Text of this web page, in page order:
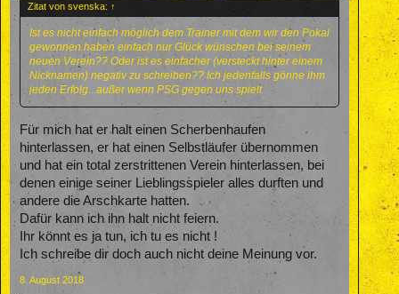
Zitat von svenska: ↑
Ist es nicht einfach möglich dem Trainer mit dem wir den Pokal
gewonnen haben einfach nur Glück wünschen bei seinem
neuen Verein?? Oder ist es einfacher (versteckt hinter einem
Nicknamen) negativ zu schreiben?? Ich jedenfalls gönne ihm
jeden Erfolg...außer wenn PSG gegen uns spielt
Für mich hat er halt einen Scherbenhaufen
hinterlassen, er hat einen Selbstläufer übernommen
und hat ein total zerstrittenen Verein hinterlassen, bei
denen einige seiner Lieblingsspieler alles durften und
andere die Arschkarte hatten.
Dafür kann ich ihn halt nicht feiern.
Ihr könnt es ja tun, ich tu es nicht !
Ich schreibe dir doch auch nicht deine Meinung vor.
8. August 2018